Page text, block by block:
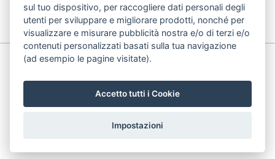
© C.S. S.r.l. p.iva: 03740490283 cod. fiscale: 03740490283
sul tuo dispositivo, per raccogliere dati personali degli
utenti per sviluppare e migliorare prodotti, nonché per
visualizzare e misurare pubblicità nostra e/o di terzi e/o
contenuti personalizzati basati sulla tua navigazione
(ad esempio le pagine visitate).
Accetto tutti i Cookie
Impostazioni